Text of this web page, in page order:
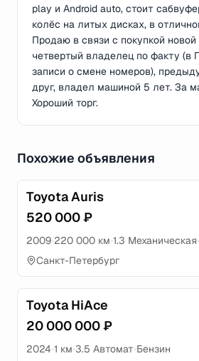
play и Android auto, стоит
колёс на литых дисках, в
Продаю в связи с покупкой
четвертый владелец по факту (в
записи о смене номеров),
друг, владел машиной 5 лет. За
Хороший торг.
Похожие объявления
Toyota Auris
520 000 ₽
2009•220 000 км•1.3 Механическая•
Санкт-Петербург
Toyota HiAce
20 000 000 ₽
2024•1 км•3.5 Автомат•Бензин